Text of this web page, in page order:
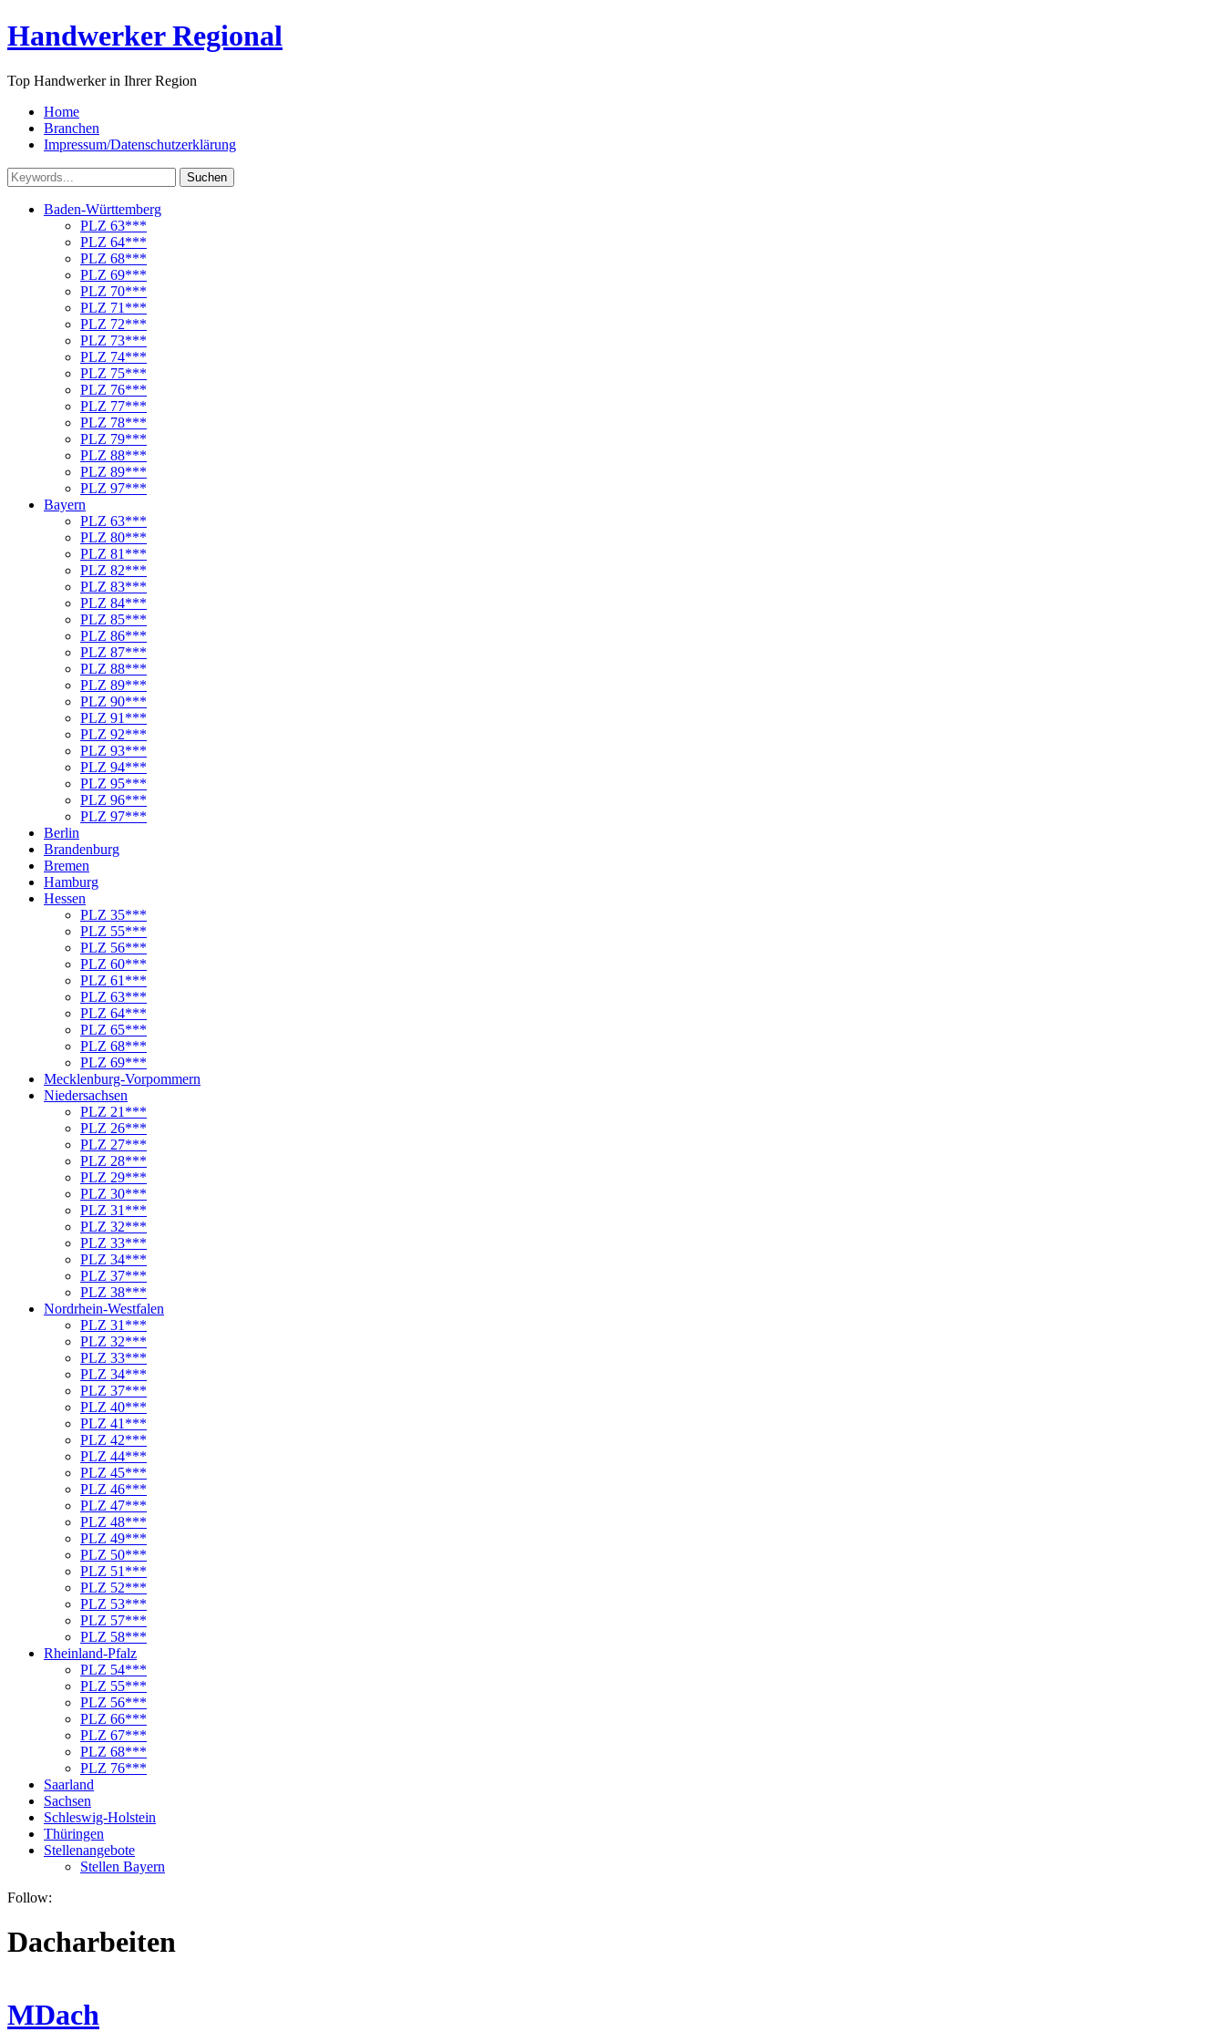
Handwerker Regional
Top Handwerker in Ihrer Region
Home
Branchen
Impressum/Datenschutzerklärung
Suchen
Baden-Württemberg
PLZ 63***
PLZ 64***
PLZ 68***
PLZ 69***
PLZ 70***
PLZ 71***
PLZ 72***
PLZ 73***
PLZ 74***
PLZ 75***
PLZ 76***
PLZ 77***
PLZ 78***
PLZ 79***
PLZ 88***
PLZ 89***
PLZ 97***
Bayern
PLZ 63***
PLZ 80***
PLZ 81***
PLZ 82***
PLZ 83***
PLZ 84***
PLZ 85***
PLZ 86***
PLZ 87***
PLZ 88***
PLZ 89***
PLZ 90***
PLZ 91***
PLZ 92***
PLZ 93***
PLZ 94***
PLZ 95***
PLZ 96***
PLZ 97***
Berlin
Brandenburg
Bremen
Hamburg
Hessen
PLZ 35***
PLZ 55***
PLZ 56***
PLZ 60***
PLZ 61***
PLZ 63***
PLZ 64***
PLZ 65***
PLZ 68***
PLZ 69***
Mecklenburg-Vorpommern
Niedersachsen
PLZ 21***
PLZ 26***
PLZ 27***
PLZ 28***
PLZ 29***
PLZ 30***
PLZ 31***
PLZ 32***
PLZ 33***
PLZ 34***
PLZ 37***
PLZ 38***
Nordrhein-Westfalen
PLZ 31***
PLZ 32***
PLZ 33***
PLZ 34***
PLZ 37***
PLZ 40***
PLZ 41***
PLZ 42***
PLZ 44***
PLZ 45***
PLZ 46***
PLZ 47***
PLZ 48***
PLZ 49***
PLZ 50***
PLZ 51***
PLZ 52***
PLZ 53***
PLZ 57***
PLZ 58***
Rheinland-Pfalz
PLZ 54***
PLZ 55***
PLZ 56***
PLZ 66***
PLZ 67***
PLZ 68***
PLZ 76***
Saarland
Sachsen
Schleswig-Holstein
Thüringen
Stellenangebote
Stellen Bayern
Follow:
Dacharbeiten
MDach